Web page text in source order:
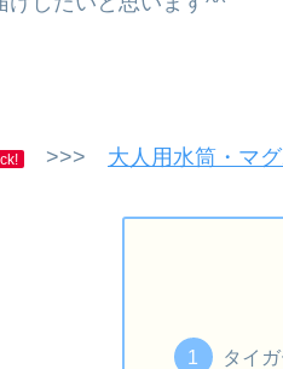
>>> 大人用水筒・マ
タイ